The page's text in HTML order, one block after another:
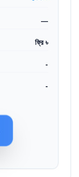
—
ফ্রি ৳
-
-